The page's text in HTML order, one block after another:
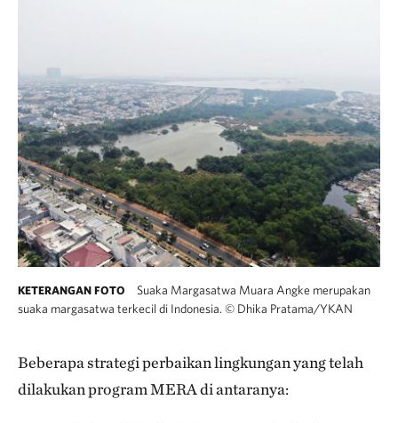
KETERANGAN FOTO
Suaka Margasatwa Muara Angke merupakan
suaka margasatwa terkecil di Indonesia. © Dhika Pratama/YKAN
Beberapa strategi perbaikan lingkungan yang telah
dilakukan program MERA di antaranya: